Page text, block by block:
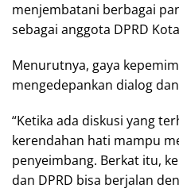
menjembatani berbagai
sebagai anggota DPRD
Menurutnya, gaya
mengedepankan dialog
“Ketika ada diskusi yang
kerendahan hati mampu
penyeimbang. Berkat itu,
dan DPRD bisa berjalan